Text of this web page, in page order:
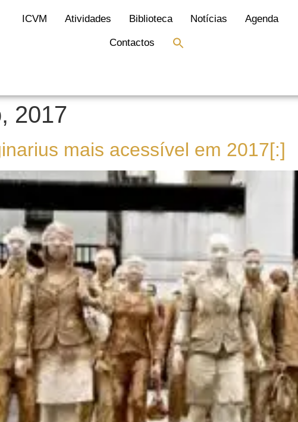
ICVM Atividades Biblioteca Notícias Agenda
Contactos
2017
mais acessível em 2017[:]